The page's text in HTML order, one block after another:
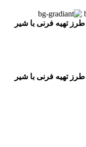
طرز تهیه فرنی با شیر
طرز تهیه فرنی با شیر